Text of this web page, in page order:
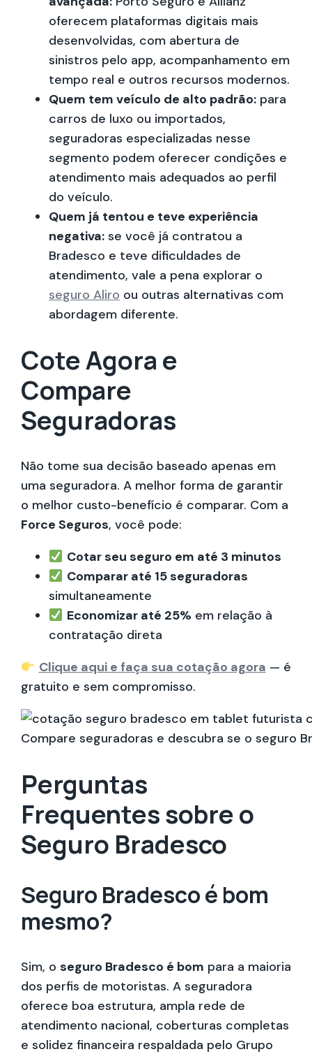
oferecem plataformas digitais mais
desenvolvidas, com abertura de
sinistros pelo app, acompanhamento em
tempo real e outros recursos modernos.
Quem tem veículo de alto padrão: para
carros de luxo ou importados,
seguradoras especializadas nesse
segmento podem oferecer condições e
atendimento mais adequados ao perfil
do veículo.
Quem já tentou e teve experiência
negativa: se você já contratou a
Bradesco e teve dificuldades de
atendimento, vale a pena explorar o
seguro Aliro ou outras alternativas com
abordagem diferente.
Cote Agora e
Compare
Seguradoras
Não tome sua decisão baseado apenas em
uma seguradora. A melhor forma de garantir
o melhor custo-benefício é comparar. Com a
Force Seguros, você pode:
Cotar seu seguro em até 3 minutos
Comparar até 15 seguradoras
simultaneamente
Economizar até 25% em relação à
contratação direta
Clique aqui e faça sua cotação agora — é
gratuito e sem compromisso.
Compare seguradoras e descubra se o seguro
Perguntas
Frequentes sobre o
Seguro Bradesco
Seguro Bradesco é bom
mesmo?
Sim, o seguro Bradesco é bom para a maioria
dos perfis de motoristas. A seguradora
oferece boa estrutura, ampla rede de
atendimento nacional, coberturas completas
e solidez financeira respaldada pelo Grupo